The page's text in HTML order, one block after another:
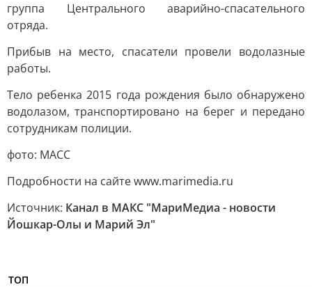
группа Центрального аварийно-спасательного
отряда.
Прибыв на место, спасатели провели водолазные
работы.
Тело ребенка 2015 года рождения было обнаружено
водолазом, транспортировано на берег и передано
сотрудникам полиции.
фото: МАСС
Подробности на сайте www.marimedia.ru
Источник: Канал в МАКС "МариМедиа - новости
Йошкар-Олы и Марий Эл"
ТОП